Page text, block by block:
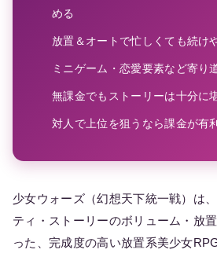
める
放置＆オートで忙しくても続け
ミニゲーム・恋愛要素など寄り
無課金でもストーリーは十分に
対人で上位を狙うなら課金が有
少女ウォーズ（幻想天下統一戦）は
ティ・ストーリーのボリューム・放
った、完成度の高い放置系美少女